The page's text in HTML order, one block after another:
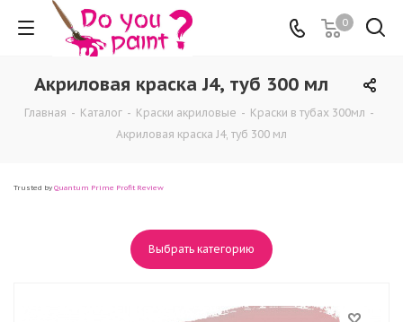
0
Акриловая краска J4, туб 300 мл
Главная - Каталог - Краски акриловые - Краски в тубах 300мл -
Акриловая краска J4, туб 300 мл
Trusted by Quantum Prime Profit Review
Выбрать категорию